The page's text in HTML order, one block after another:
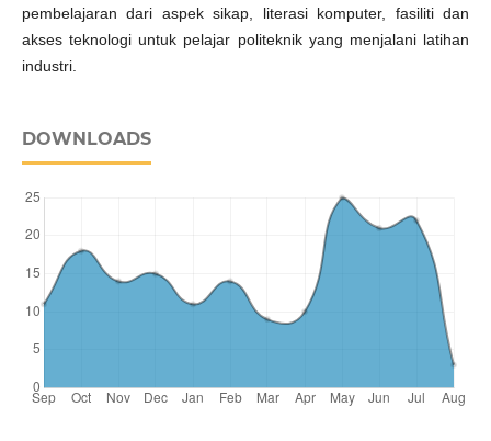
pembelajaran dari aspek sikap, literasi komputer, fasiliti dan
akses teknologi untuk pelajar politeknik yang menjalani latihan
industri.
DOWNLOADS